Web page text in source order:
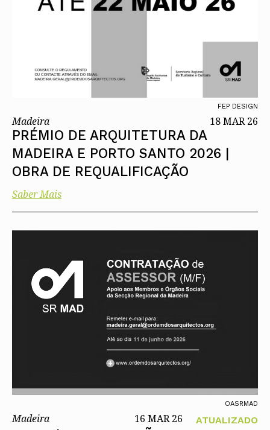
FEP DESIGN
Madeira 18 MAR 26
PRÉMIO DE ARQUITETURA DA
MADEIRA E PORTO SANTO 2026 |
OBRA DE REQUALIFICAÇÃO
Saber Mais
OASRMAD
Madeira 16 MAR 26 ATUALIZADO